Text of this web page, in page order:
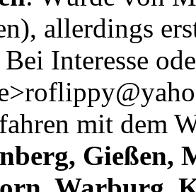
allerdings
Interesse
mit dem
Gießen,